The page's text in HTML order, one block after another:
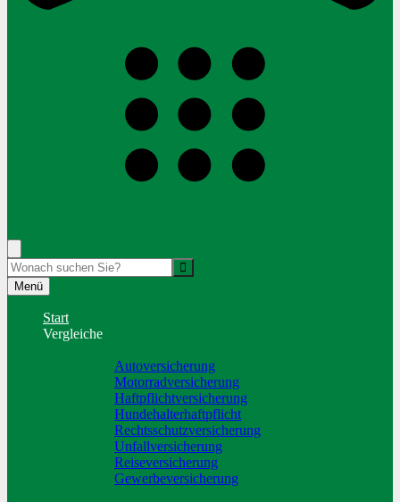
Menü
Start
Vergleiche
Autoversicherung
Motorradversicherung
Haftpflichtversicherung
Hundehalterhaftpflicht
Rechtsschutzversicherung
Unfallversicherung
Reiseversicherung
Gewerbeversicherung